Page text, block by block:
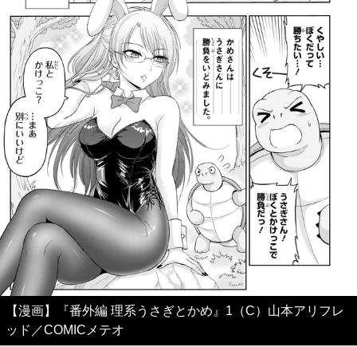
【漫画】『番外編 理系うさぎとかめ』1（C）山本アリフレ
ッド／COMICメテオ